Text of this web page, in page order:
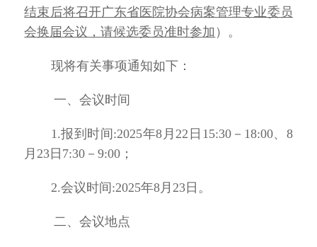
结束后将召开广东省医院协会病案管理专业委员
会换届会议，请候选委员准时参加 ）。
现将有关事项通知如下：
一、会议时间
1.报到时间:2025年8月22日15:30－18:00、8
月23日7:30－9:00；
2.会议时间:2025年8月23日。
二、会议地点